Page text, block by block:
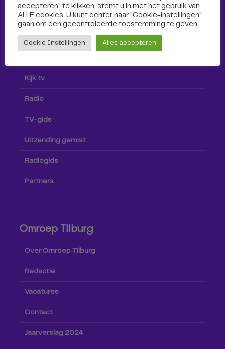
Kijk tv
Radio
TV-gids
Uitzending gemist
Radiogids
Partners
Omroep Tilburg
Over Omroep Tilburg
Redactie
Vacatures
Contact
Jaarverslag 2024
accepteren" te klikken, stemt u in met het gebruik van
ALLE cookies. U kunt echter naar "Cookie-instellingen"
gaan om een ​​gecontroleerde toestemming te geven.
Cookie Instellingen Alles accepteren